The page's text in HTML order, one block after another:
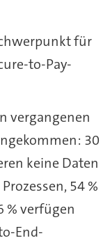
für
to-Pay-
vergangenen
30
keine Daten
54 %
% verfügen
End-